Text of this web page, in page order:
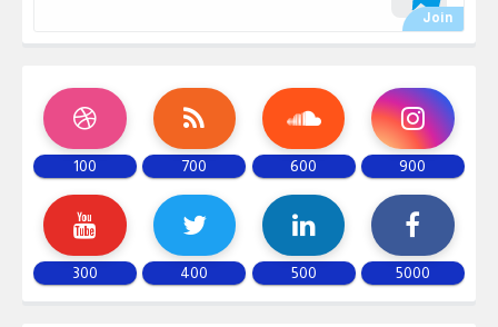
100 700 600 900
300 400 500 5000